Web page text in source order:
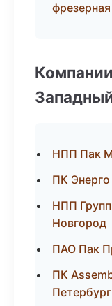
фрезерная
НПП Пак
ПК
НПП
Новгород
ПАО Пак
ПК
Петербург